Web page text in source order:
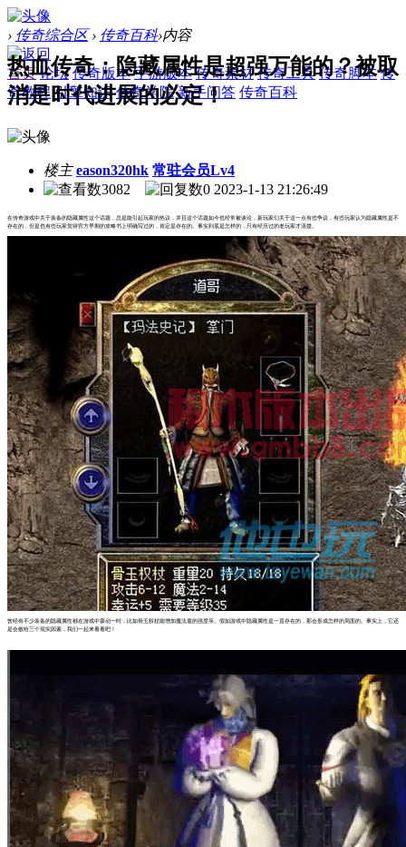
› 传奇综合区 › 传奇百科›内容
首页 论坛 传奇版本 手游版本 传奇素材 传奇工具 传奇脚本 传
奇教程 引擎知识 传奇学院 新手问答 传奇百科
热血传奇：隐藏属性是超强万能的？被取
消是时代进展的必定！
楼主 eason320hk 常驻会员Lv4
3082
0 2023-1-13 21:26:49
在传奇游戏中关于装备的隐藏属性这个话题，总是能引起玩家的热议，并且这个话题如今也经常被谈论，新玩家们关于这一点有些争议，有些玩家认为隐藏属性是不
存在的，但是也有些玩家觉得官方早期的攻略书上明确写过的，肯定是存在的。事实到底是怎样的，只有经历过的老玩家才清楚。
曾经有不少装备的隐藏属性都在游戏中轰动一时，比如骨玉权杖能增加魔法盾的强度等。假如游戏中隐藏属性是一直存在的，那会形成怎样的局面的。事实上，它还
是会败给三个现实因素，我们一起来看看吧！